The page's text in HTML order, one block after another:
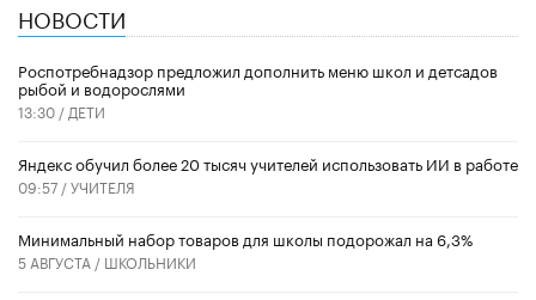
НОВОСТИ
Роспотребнадзор предложил дополнить меню школ и детсадов
рыбой и водорослями
13:30 / ДЕТИ
​Яндекс обучил более 20 тысяч учителей использовать ИИ в работе
09:57 /УЧИТЕЛЯ
Минимальный набор товаров для школы подорожал на 6,3%
5 АВГУСТА / ШКОЛЬНИКИ